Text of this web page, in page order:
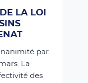
LA LOI
par
La
des